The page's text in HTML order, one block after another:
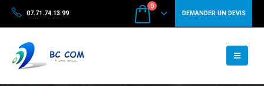
07.71.74.13.99
0
DEMANDER UN DEVIS